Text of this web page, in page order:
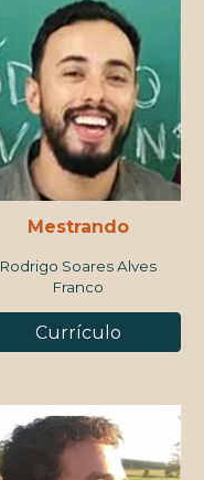
Mestrand o
Rodrigo Soares Alves
Franco
Currículo